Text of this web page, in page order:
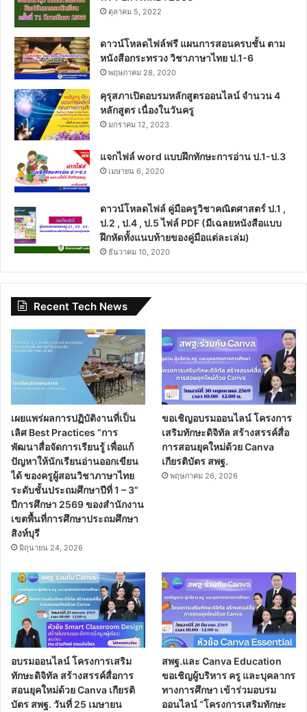
ตุลาคม 5, 2022
ดาวน์โหลดไฟล์ฟรี แผนการสอนครบชั้น ตาม
หนังสือกระทรวง วิชาภาษาไทย ป.1-6
พฤษภาคม 28, 2020
คุรุสภาเปิดอบรมหลักสูตรออนไลน์ จำนวน 4
หลักสูตร เนื่องในวันครู
มกราคม 12, 2023
แจกไฟล์ word แบบฝึกทักษะการอ่าน ป.1-ป.3
เมษายน 6, 2020
ดาวน์โหลดไฟล์ คู่มือครูวิชาคณิตศาสตร์ ป.1 ,
ป.2 , ป.4 , ป.5 ไฟล์ PDF (มีเฉลยหนังสือแบบ
ฝึกหัดทั้งแนบท้ายของคู่มือแต่ละเล่ม)
ธันวาคม 10, 2020
Recent Tech News
เผยแพร่ผลการปฏิบัติงานที่เป็น
เลิศ Best Practices “การ
พัฒนาสื่อจัดการเรียนรู้ เพื่อแก้
ปัญหาให้นักเรียนอ่านออกเขียน
ได้ ของครูผู้สอนวิชาภาษาไทย
ระดับชั้นประถมศึกษาปีที่ 1 – 3”
ปีการศึกษา 2569 ของสำนักงาน
เขตพื้นที่การศึกษาประถมศึกษา
สิงห์บุรี
มิถุนายน 24, 2026
ขอเชิญอบรมออนไลน์ โครงการ
เสริมทักษะดิจิทัล สร้างสรรค์สื่อ
การสอนยุคใหม่ด้วย Canva
เกียรติบัตร สพฐ.
พฤษภาคม 26, 2026
อบรมออนไลน์ โครงการเสริม
ทักษะดิจิทัล สร้างสรรค์สื่อการ
สอนยุคใหม่ด้วย Canva เกียรติ
บัตร สพฐ. วันที่ 25 เมษายน
สพฐ.และ Canva Education
ขอเชิญผู้บริหาร ครู และบุคลากร
ทางการศึกษา เข้าร่วมอบรม
ออนไลน์ “โครงการเสริมทักษะ